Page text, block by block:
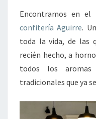
Encontramos en
confitería Aguirre.
toda la vida, de las
recién hecho, a
todos los aromas
tradicionales que ya